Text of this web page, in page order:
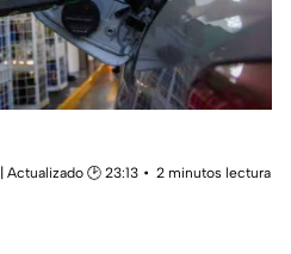
| Actualizado 🕑 23:13
2 minutos lectura